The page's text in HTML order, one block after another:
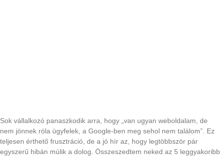
Sok vállalkozó panaszkodik arra, hogy „van ugyan weboldalam, de
nem jönnek róla ügyfelek, a Google-ben meg sehol nem találom”. Ez
teljesen érthető frusztráció, de a jó hír az, hogy legtöbbször pár
egyszerű hibán múlik a dolog. Összeszedtem neked az 5 leggyakoribb